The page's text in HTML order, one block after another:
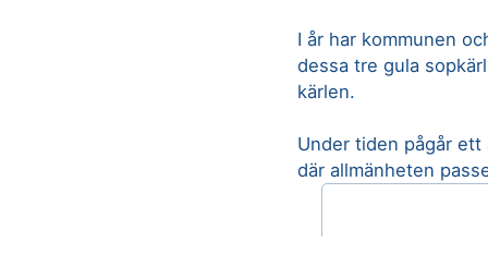
I år har kommunen
dessa tre gula
kärlen.
Under tiden pågår
där allmänheten